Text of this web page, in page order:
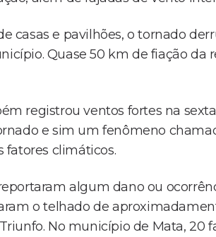
casas e pavilhões, o tornado
Quase 50 km de fiação da
registrou ventos fortes na
e sim um fenômeno
fatores climáticos.
algum dano ou
o telhado de
No município de Mata, 20